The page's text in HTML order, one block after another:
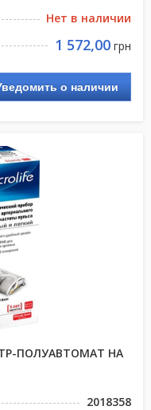
Нет в наличии
1 572,00 грн
о наличии
ПОЛУАВТОМАТ НА
2018358